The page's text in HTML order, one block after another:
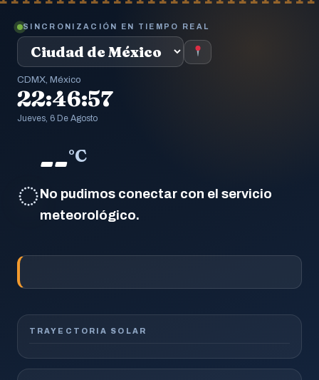
SINCRONIZACIÓN EN TIEMPO REAL
CDMX, México
22:46:58
Jueves, 6 De Agosto
◌
--°C
No pudimos conectar con el servicio
meteorológico.
TRAYECTORIA SOLAR